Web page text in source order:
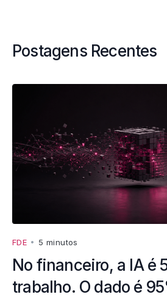
Postagens Recentes
FDE • 5 minutos
No financeiro, a IA é
trabalho. O dado é